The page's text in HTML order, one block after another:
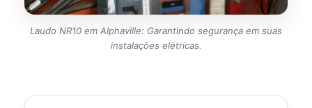
Laudo NR10 em Alphaville: Garantindo segurança em suas
instalações elétricas.